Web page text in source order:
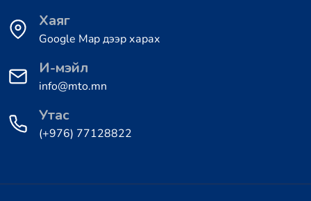
Хаяг
Google Map дээр харах
И-мэйл
info@mto.mn
Утас
(+976) 77128822